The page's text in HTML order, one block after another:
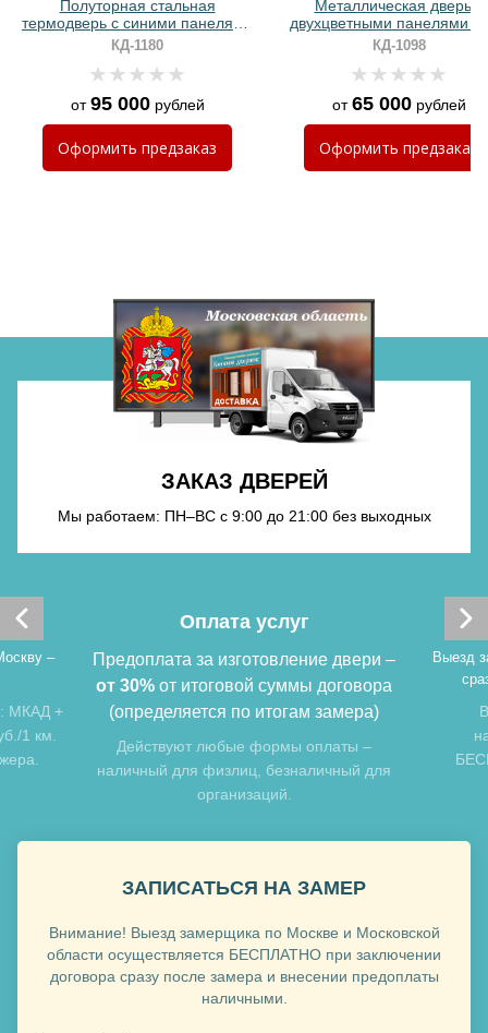
Хочу такую
Хочу такую
Хочу такую
Полуторная стальная
термодверь с синими панелями
МДФ RAL и ручкой с LED-
подсветкой
КД-1180
от95 000рублей
Оформить предзаказ
Металлическая дверь с
двухцветными панелями
ПВХ и биометрическим
КД-1098
от65 000рублей
Оформить предзаказ
ЗАКАЗ ДВЕРЕЙ
Мы работаем: ПН–ВС с 9:00 до 21:00 без выходных
–
МКАД +
1 км.
Оплата услуг
Предоплата за изготовление двери –
от 30% от итоговой суммы договора
(определяется по итогам замера)
Действуют любые формы оплаты –
наличный для физлиц, безналичный для
организаций.
Выезд
ЗАПИСАТЬСЯ НА ЗАМЕР
Внимание! Выезд замерщика по Москве и Московской
области осуществляется БЕСПЛАТНО при заключении
договора сразу после замера и внесении предоплаты
наличными.